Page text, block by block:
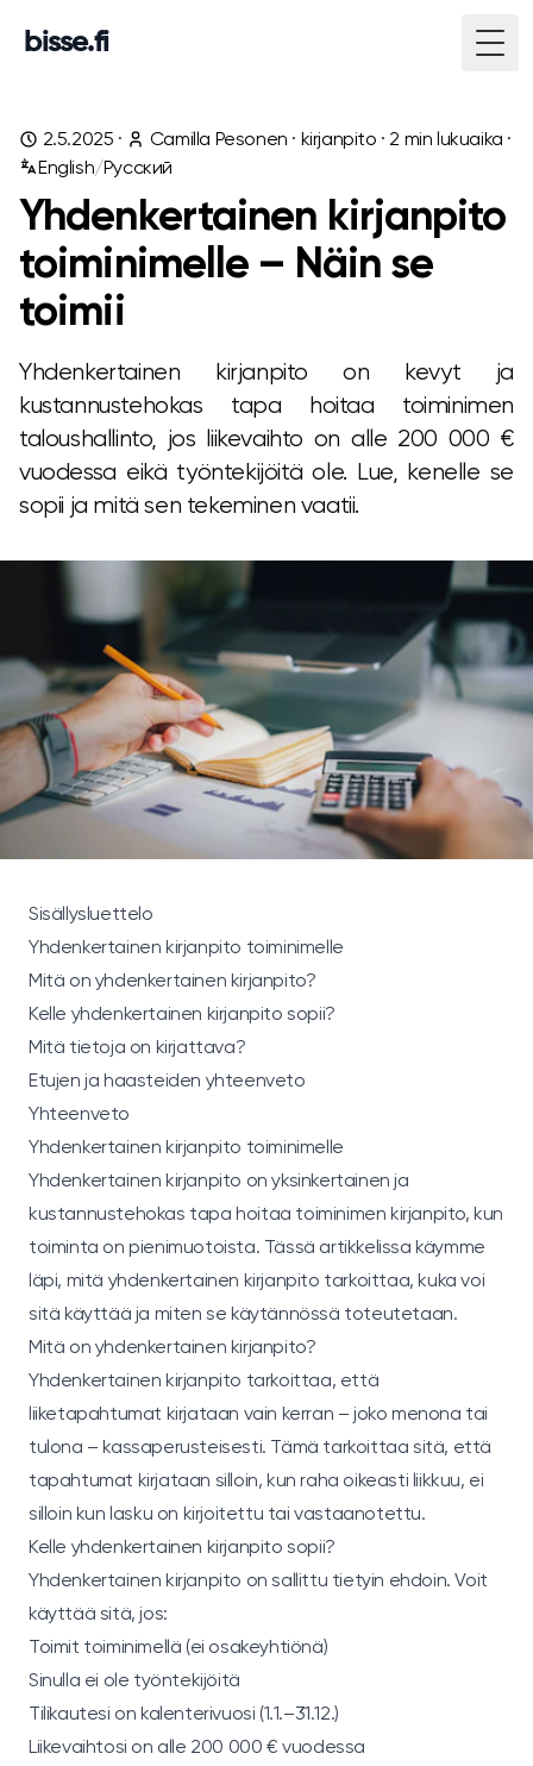
bisse.fi
2.5.2025 · Camilla Pesonen · kirjanpito · 2 min lukuaika ·
English/Русский
Yhdenkertainen kirjanpito
toiminimelle – Näin se
toimii
Yhdenkertainen kirjanpito on kevyt ja
kustannustehokas tapa hoitaa toiminimen
taloushallinto, jos liikevaihto on alle 200 000 €
vuodessa eikä työntekijöitä ole. Lue, kenelle se
sopii ja mitä sen tekeminen vaatii.
Sisällysluettelo
Yhdenkertainen kirjanpito toiminimelle
Mitä on yhdenkertainen kirjanpito?
Kelle yhdenkertainen kirjanpito sopii?
Mitä tietoja on kirjattava?
Etujen ja haasteiden yhteenveto
Yhteenveto
Yhdenkertainen kirjanpito toiminimelle
Yhdenkertainen kirjanpito on yksinkertainen ja
kustannustehokas tapa hoitaa toiminimen kirjanpito, kun
toiminta on pienimuotoista. Tässä artikkelissa käymme
läpi, mitä yhdenkertainen kirjanpito tarkoittaa, kuka voi
sitä käyttää ja miten se käytännössä toteutetaan.
Mitä on yhdenkertainen kirjanpito?
Yhdenkertainen kirjanpito tarkoittaa, että
liiketapahtumat kirjataan vain kerran – joko menona tai
tulona – kassaperusteisesti. Tämä tarkoittaa sitä, että
tapahtumat kirjataan silloin, kun raha oikeasti liikkuu, ei
silloin kun lasku on kirjoitettu tai vastaanotettu.
Kelle yhdenkertainen kirjanpito sopii?
Yhdenkertainen kirjanpito on sallittu tietyin ehdoin. Voit
käyttää sitä, jos:
Toimit toiminimellä (ei osakeyhtiönä)
Sinulla ei ole työntekijöitä
Tilikautesi on kalenterivuosi (1.1.–31.12.)
Liikevaihtosi on alle 200 000 € vuodessa